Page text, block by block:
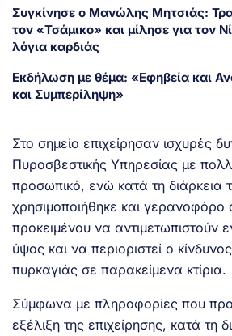
Συγκίνησε ο Μανώλης Μητσιάς:
τον «Τσάμικο» και μίλησε για τον
λόγια καρδιάς
Εκδήλωση με θέμα: «Εφηβεία και
και Συμπερίληψη»
Στο σημείο επιχείρησαν ισχυρές
Πυροσβεστικής Υπηρεσίας με
προσωπικό, ενώ κατά τη διάρκεια
χρησιμοποιήθηκε και γερανοφόρο
προκειμένου να αντιμετωπιστούν
ύψος και να περιοριστεί ο
πυρκαγιάς σε παρακείμενα κτίρια.
Σύμφωνα με πληροφορίες που
εξέλιξη της επιχείρησης, κατά τη